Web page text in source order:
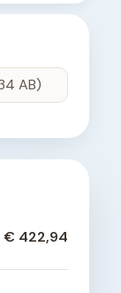
€ 422,94